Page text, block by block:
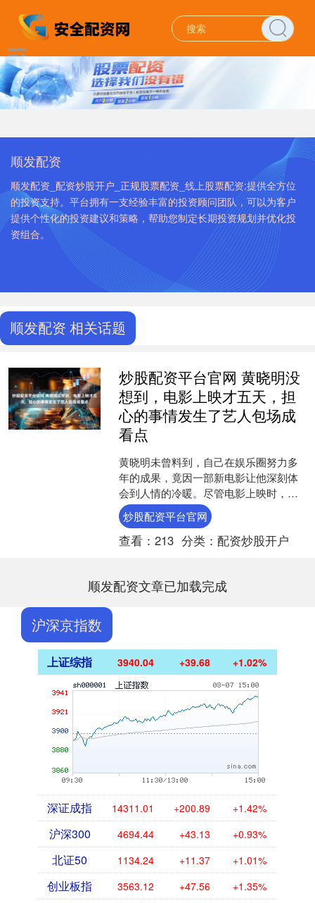
顺发配资
顺发配资_配资炒股开户_正规股票配资_线上股票配资:提供全方位
的投资支持。平台拥有一支经验丰富的投资顾问团队，可以为客户
提供个性化的投资建议和策略，帮助您制定长期投资规划并优化投
资组合。
顺发配资 相关话题
炒股配资平台官网 黄晓明没
想到，电影上映才五天，担
心的事情发生了艺人包场成
看点
黄晓明未曾料到，自己在娱乐圈努力多
年的成果，竟因一部新电影让他深刻体
会到人情的冷暖。尽管电影上映时，他
得到众多圈内明星的力挺和宣传，甚至
动员了大半个娱乐圈为他站....
炒股配资平台官网
查看： 213 分类： 配资炒股开户
顺发配资文章已加载完成
沪深京指数
上证综指 3940.04 +39.68 +1.02%
深证成指 14311.01 +200.89 +1.42%
沪深300 4694.44 +43.13 +0.93%
北证50 1134.24 +11.37 +1.01%
创业板指 3563.12 +47.56 +1.35%